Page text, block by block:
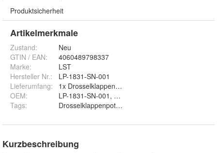
Produktsicherheit
Artikelmerkmale
Zustand:
Neu
GTIN / EAN:
4060489798337
Marke:
LST
Hersteller Nr.:
LP-1831-SN-001
Lieferumfang:
1x Drosselklappensensor
OEM:
LP-1831-SN-001, 9950634, 7714824, 9945634,
Tags: Drosselklappenpotentiometer
Kurzbeschreibung